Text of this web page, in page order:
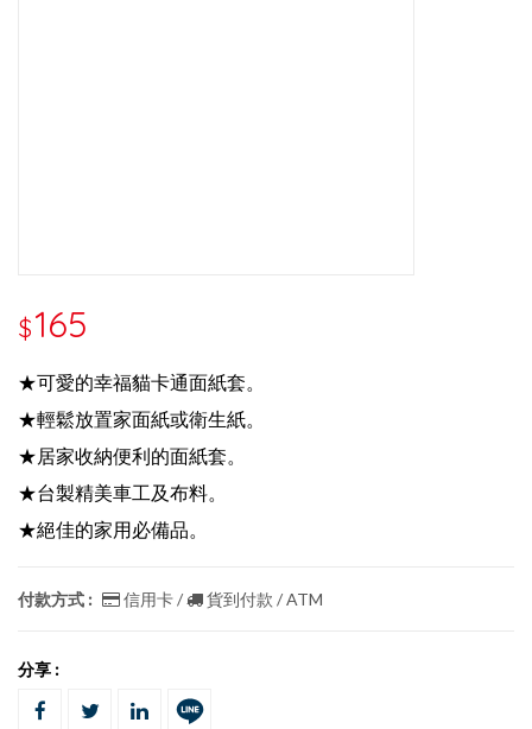
$165
★可愛的幸福貓卡通面紙套。
★輕鬆放置家面紙或衛生紙。
★居家收納便利的面紙套。
★台製精美車工及布料。
★絕佳的家用必備品。
付款方式 : 信用卡 / 貨到付款 / ATM
分享 :